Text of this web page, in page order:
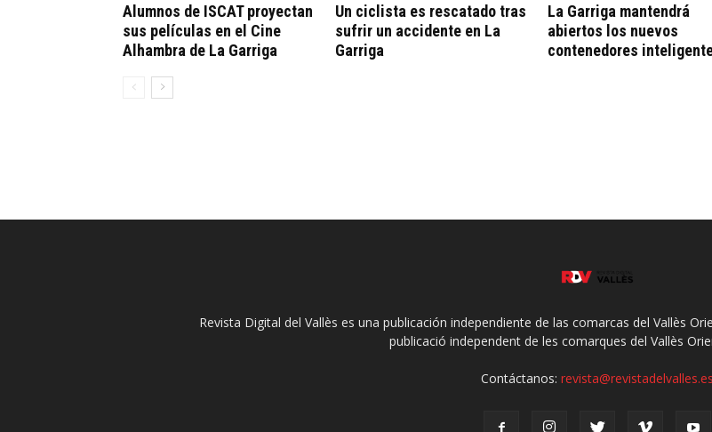
Alumnos de ISCAT proyectan
sus películas en el Cine
Alhambra de La Garriga
Un ciclista es rescatado tras
sufrir un accidente en La
Garriga
La Garriga mantendrá
abiertos los nuevos
contenedores
Revista Digital del Vallès es una publicación independiente de las comarcas del Vallès
publicació independent de les comarques del Vallès
Contáctanos: revista@revistadelvalles.es